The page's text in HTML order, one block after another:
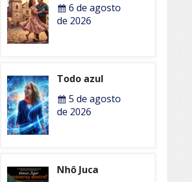
6 de agosto
de 2026
Todo azul
5 de agosto
de 2026
Nhô Juca